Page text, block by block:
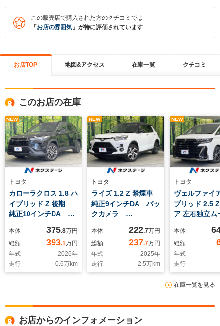
この販売店で購入された方のクチコミでは
「 お店の雰囲気 」が特に評価されています
お店TOP 地図&アクセス 在庫一覧 クチコミ
このお店の在庫
NEW
トヨタ
カローラクロス 1.8 ハ
イブリッド Z 後期
純正10インチDA ナ
ラ 衝突軽減 レーダ
ークルーズコントロー
ル LEDヘッドライ
ト パワーバックド
ア ETC スマートキ
本体 375.8万円
総額
393.1万円
年式
2026年
走行
0.6万km
NEW
トヨタ
ライズ 1.2 Z 禁煙車
純正9インチDA バッ
クカメラ
装置 LEDヘッドライ
ト シートヒーター
ETC レーダークルー
ズコントロール スマ
ートキー 純正18イ
本体 222.7万円
総額
237.7万円
年式
2025年
走行
2.5万km
NEW
トヨタ
ヴェルファイ
ブリッド 2.5
ア 左右独立ム
DA 12型後席
ー ナビ TV
囲カメラ ユ
ルステップ 3
LED レーダ
ズコントロ
ートキー
本体
総額
年式
走行
在庫一覧を見る
お店からのインフォメーション